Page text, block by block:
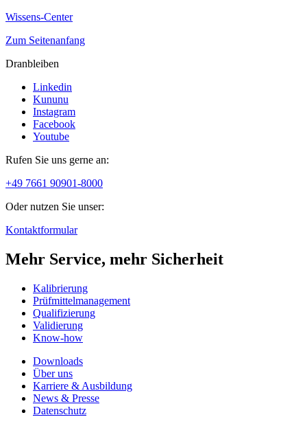
Wissens-Center
Zum Seitenanfang
Dranbleiben
Linkedin
Kununu
Instagram
Facebook
Youtube
Rufen Sie uns gerne an:
+49 7661 90901-8000
Oder nutzen Sie unser:
Kontaktformular
Mehr Service, mehr Sicherheit
Kalibrierung
Prüfmittelmanagement
Qualifizierung
Validierung
Know-how
Downloads
Über uns
Karriere & Ausbildung
News & Presse
Datenschutz